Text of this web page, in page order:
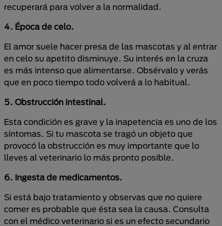
recuperará para volver a la normalidad.
4. Época de celo.
El amor suele hacer presa de las mascotas y al entrar
en celo su apetito disminuye. Su interés en la cruza
es más intenso que alimentarse. Obsérvalo y verás
que en poco tiempo todo volverá a lo habitual.
5. Obstrucción intestinal.
Esta condición es grave y la inapetencia es uno de los
síntomas. Si tu mascota se tragó un objeto que
provocó la obstrucción es muy importante que lo
lleves al veterinario lo más pronto posible.
6. Ingesta de medicamentos.
Si está bajo tratamiento y observas que no quiere
comer es probable que ésta sea la causa. Consulta
con el médico veterinario si es un efecto secundario